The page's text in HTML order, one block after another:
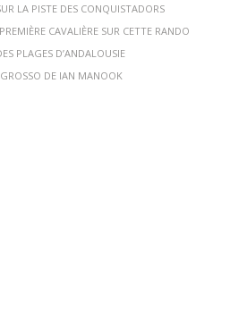
LA PISTE DES CONQUISTADORS
CAVALIÈRE SUR CETTE RANDO
PLAGES D’ANDALOUSIE
DE IAN MANOOK